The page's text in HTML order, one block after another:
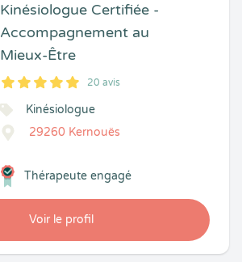
Kinésiologue Certifiée -
Accompagnement au
Mieux-Être
5
1
5
20 20 avis
Kinésiologue
29260 Kernouës
Voir le profil
Thérapeute engagé